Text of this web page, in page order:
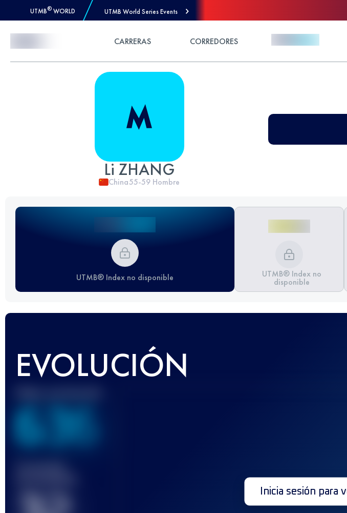
UTMB® WORLD UTMB World Series Events
CARRERAS CORREDORES
Li ZHANG
China55-59 Hombre
UTMB® Index no disponible UTMB® Index no
disponible
EVOLUCIÓN
636
Inicia sesión para